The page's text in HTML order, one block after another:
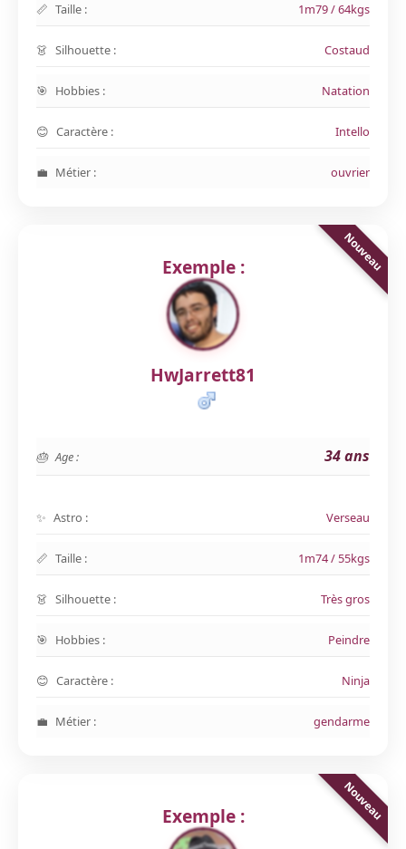
Taille : 1m79 / 64kgs
Silhouette : Costaud
Hobbies : Natation
Caractère : Intello
Métier : ouvrier
Exemple :
HwJarrett81
Age : 34 ans
Astro : Verseau
Taille : 1m74 / 55kgs
Silhouette : Très gros
Hobbies : Peindre
Caractère : Ninja
Métier : gendarme
Exemple :